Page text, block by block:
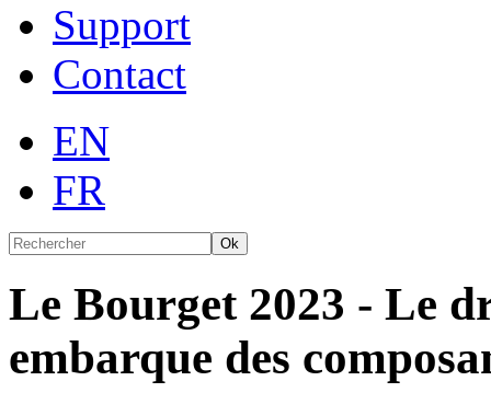
Support
Contact
EN
FR
Ok
Le Bourget 2023 - Le
embarque des